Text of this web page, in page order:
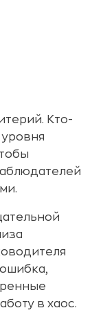
Кто-
в хаос.